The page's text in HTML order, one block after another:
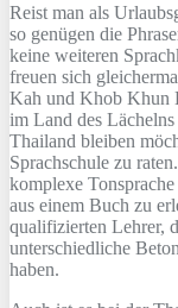
Reist man als
so genügen die
keine weiteren
freuen sich
Kah und Khob Khun
im Land des
Thailand bleiben
Sprachschule zu
komplexe
aus einem Buch zu
qualifizierten Lehrer,
unterschiedliche
haben.